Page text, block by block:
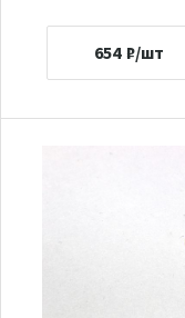
654 ₽/шт